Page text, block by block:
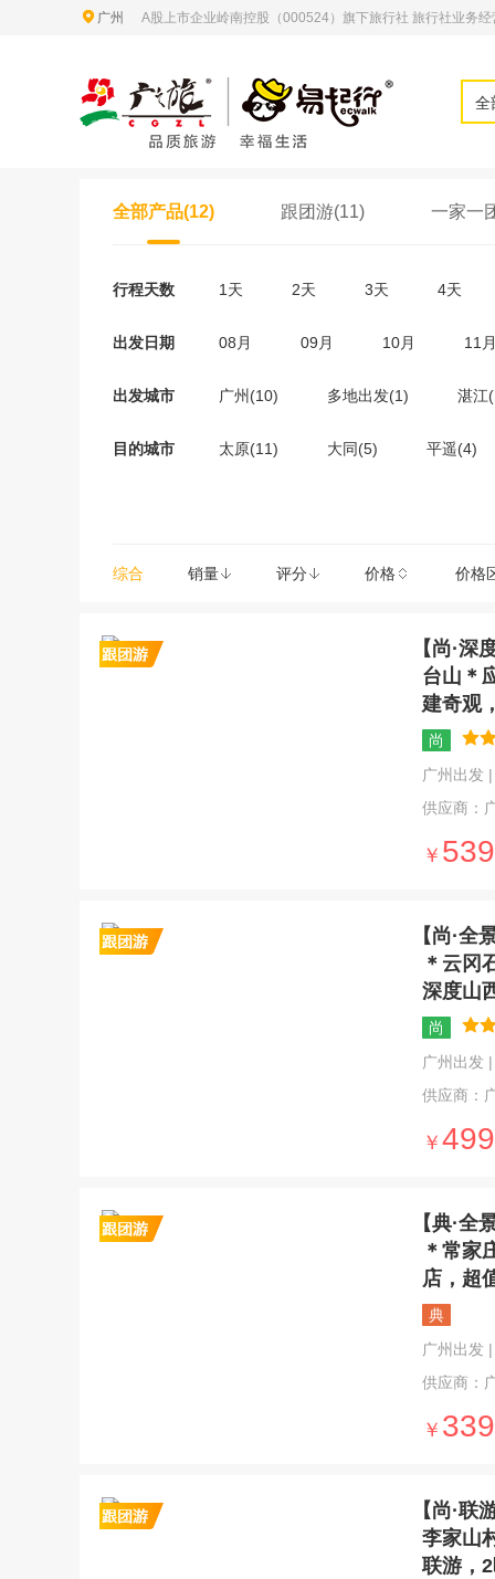
广州 A股上市企业岭南控股（000524）旗下旅行社 旅行社业务
全
全部产品(12) 跟团游(11) 一家一
行程天数 1天 2天 3天 4天
出发日期 08月 09月 10月 11
出发城市 广州(10) 多地出发(1) 湛江
目的城市 太原(11) 大同(5) 平遥(4)
综合 销量 评分 价格 价格
【尚·
台山＊
建奇观
尚
广州出发
供应商：
￥
【尚·
＊云冈
深度山
尚
广州出发
供应商：
￥
【典·
＊常家
店，超
典
广州出发
供应商：
￥
【尚·
李家山
联游，